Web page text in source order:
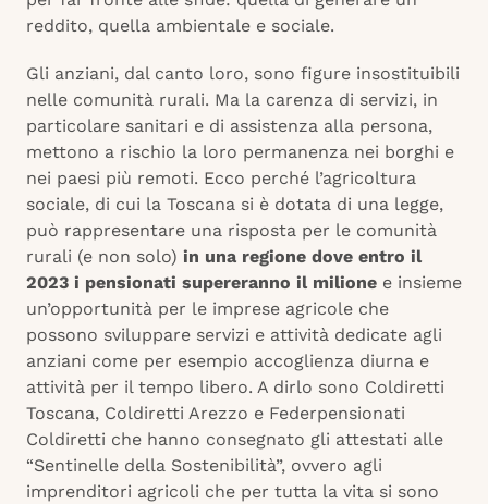
reddito, quella ambientale e sociale.
Gli anziani, dal canto loro, sono figure insostituibili
nelle comunità rurali. Ma la carenza di servizi, in
particolare sanitari e di assistenza alla persona,
mettono a rischio la loro permanenza nei borghi e
nei paesi più remoti. Ecco perché l’agricoltura
sociale, di cui la Toscana si è dotata di una legge,
può rappresentare una risposta per le comunità
rurali (e non solo) in una regione dove entro il
2023 i pensionati supereranno il milione e insieme
un’opportunità per le imprese agricole che
possono sviluppare servizi e attività dedicate agli
anziani come per esempio accoglienza diurna e
attività per il tempo libero. A dirlo sono Coldiretti
Toscana, Coldiretti Arezzo e Federpensionati
Coldiretti che hanno consegnato gli attestati alle
“Sentinelle della Sostenibilità”, ovvero agli
imprenditori agricoli che per tutta la vita si sono